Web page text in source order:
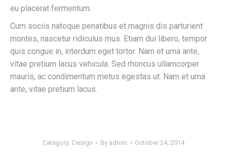
eu placerat fermentum.
Cum sociis natoque penatibus et magnis dis parturient
montes, nascetur ridiculus mus. Etiam dui libero, tempor
quis congue in, interdum eget tortor. Nam et urna ante,
vitae pretium lacus vehicula. Sed rhoncus ullamcorper
mauris, ac condimentum metus egestas ut. Nam et urna
ante, vitae pretium lacus.
Category: Design By admin October 24, 2014